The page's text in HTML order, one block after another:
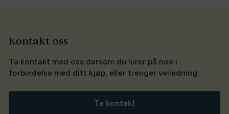
Kontakt oss
Ta kontakt med oss dersom du lurer på noe i
forbindelse med ditt kjøp, eller trenger veiledning.
Ta kontakt